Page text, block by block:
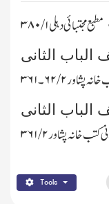
مطبع مجتبائی دہلی ۱/ ۳۸۰
الباب الثانی
خانہ پشاور۲/ ۶۲ ۔۳۶۱
الباب الثانی
کتب خانہ پشاور۲/ ۳۶۱
Tools